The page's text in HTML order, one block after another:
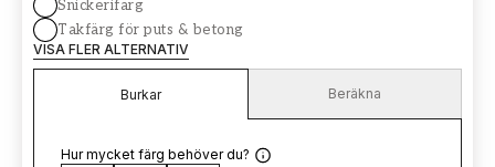
Snickerifärg
Takfärg för puts & betong
VISA FLER ALTERNATIV
Burkar Beräkna
Hur mycket färg behöver du?